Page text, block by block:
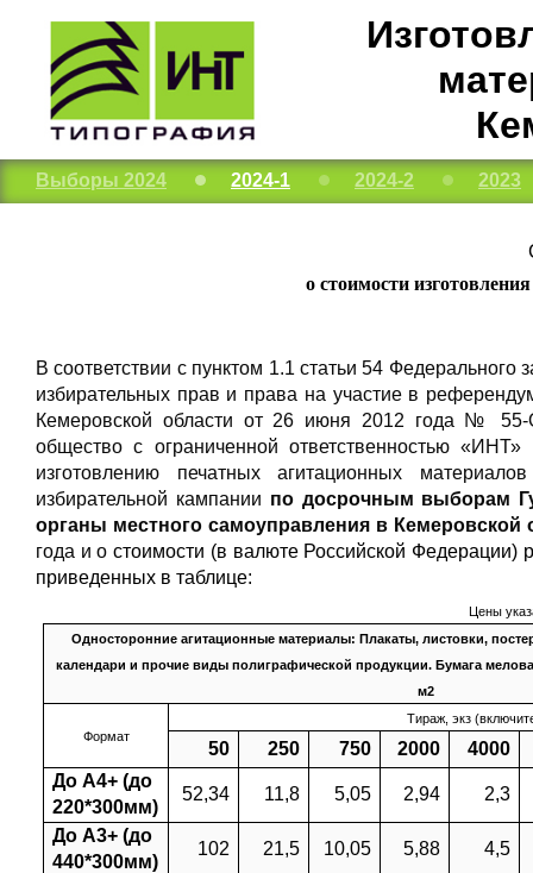
Выборы 2024 2024-1 2024-2 2023
о стоимости
В соответствии с пунктом 1.1 статьи 54
избирательных прав и права на участие в
Кемеровской области от 26 июня 2012 года № 55-
общество с ограниченной ответственностью «ИНТ»
изготовлению печатных агитационных
избирательной кампании по досрочным выборам
органы местного самоуправления в Кемеровской
года и остоимости (в валюте Российской Федерации)
приведенных в таблице:
Цены
Односторонние агитационные материалы: Плакаты, листовки,
календари и прочие виды полиграфической продукции. Бумага
м2
Формат
Тираж, экз
50 250 750 2000
4000
До А4+ (до
220*300мм)
52,34 11,8 5,05 2,94 2,3
До А3+ (до
440*300мм)
102 21,5 10,05 5,88 4,5